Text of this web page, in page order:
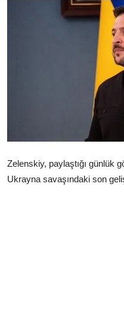
Teknoloji Haberleri
Zelenskiy, paylaştığı günlük
Ukrayna savaşındaki son